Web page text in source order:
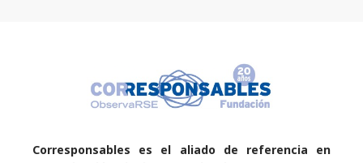
Corresponsables es el aliado de referencia en